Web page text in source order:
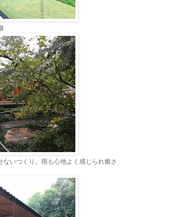
いつくり。雨も心地よく感じられ癒さ